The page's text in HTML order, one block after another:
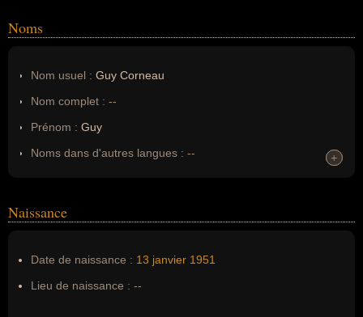
Noms
Nom usuel : Guy Corneau
Nom complet : --
Prénom : Guy
Noms dans d'autres langues : --
Nom de famille :Corneau
+
+
Naissance
Date de naissance : 13 janvier 1951
Lieu de naissance : --